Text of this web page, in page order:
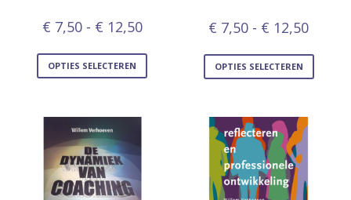
€ 7,50 - € 12,50
OPTIES SELECTEREN
€ 7,50 - € 12,50
OPTIES SELECTEREN